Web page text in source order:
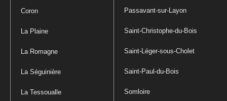
Coron
La Plaine
La Romagne
La Séguinière
La Tessoualle
Passavant-sur-Layon
Saint-Christophe-du-Bois
Saint-Léger-sous-Cholet
Saint-Paul-du-Bois
Somloire